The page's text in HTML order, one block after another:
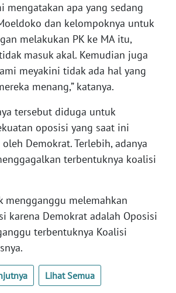
mengatakan apa yang sedang
dan kelompoknya untuk
melakukan PK ke MA itu,
masuk akal. Kemudian juga
meyakini tidak ada hal yang
menang,” katanya.
tersebut diduga untuk
oposisi yang saat ini
Demokrat. Terlebih, adanya
terbentuknya koalisi
mengganggu melemahkan
karena Demokrat adalah Oposisi
terbentuknya Koalisi
Lihat Semua